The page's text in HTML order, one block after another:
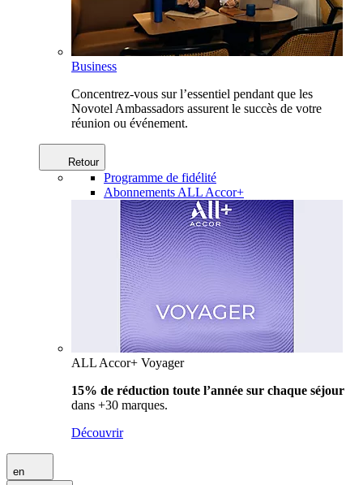
Business
Concentrez-vous sur l’essentiel pendant que les
Novotel Ambassadors assurent le succès de votre
réunion ou événement.
Retour
Programme de fidélité
Abonnements ALL Accor+
ALL Accor+ Voyager
15% de réduction toute l’année sur chaque séjour
dans +30 marques.
Découvrir
en